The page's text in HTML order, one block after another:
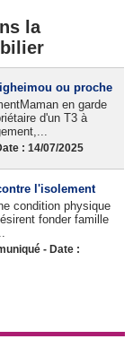
la
ou proche
en garde
d'un T3 à
: 14/07/2025
l'isolement
condition physique
fonder famille
- Date :